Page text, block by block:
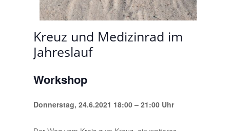
Kreuz und Medizinrad im
Jahreslauf
Workshop
Donnerstag, 24.6.2021 18:00 – 21:00 Uhr